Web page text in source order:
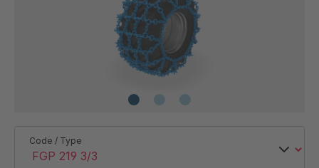
Code / Type